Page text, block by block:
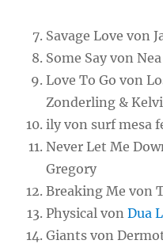
Savage Love von
Some Say von Nea
Love To Go von
Zonderling &
ily von surf mesa
Never Let Me
Gregory
Breaking Me von
Physical vonDua
Giants von